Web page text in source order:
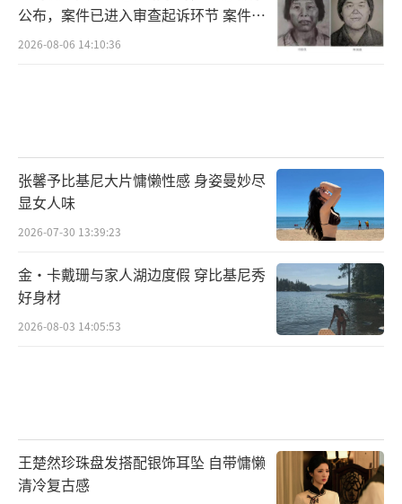
公布，案件已进入审查起诉环节 案件迎
来新进展
2026-08-06 14:10:36
张馨予比基尼大片慵懒性感 身姿曼妙尽
显女人味
2026-07-30 13:39:23
金·卡戴珊与家人湖边度假 穿比基尼秀
好身材
2026-08-03 14:05:53
王楚然珍珠盘发搭配银饰耳坠 自带慵懒
清冷复古感